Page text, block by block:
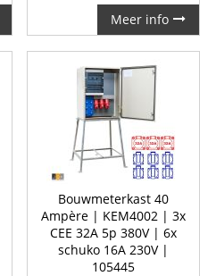
Meer info
Bouwmeterkast 40
Ampère | KEM4002 | 3x
CEE 32A 5p 380V | 6x
schuko 16A 230V |
105445